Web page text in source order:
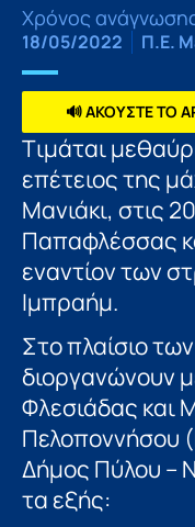
Χρόνος
18/05/2022 Π.Ε.
🔊 ΑΚΟΥΣΤΕ ΤΟ
Tιμάται
επέτειος της
Μανιάκι, στις
Παπαφλέσσας
εναντίον των
Ιμπραήμ.
Στο πλαίσιο
διοργανώνουν
Φλεσιάδας και
Πελοποννήσου
Δήμος Πύλου –
τα εξής: